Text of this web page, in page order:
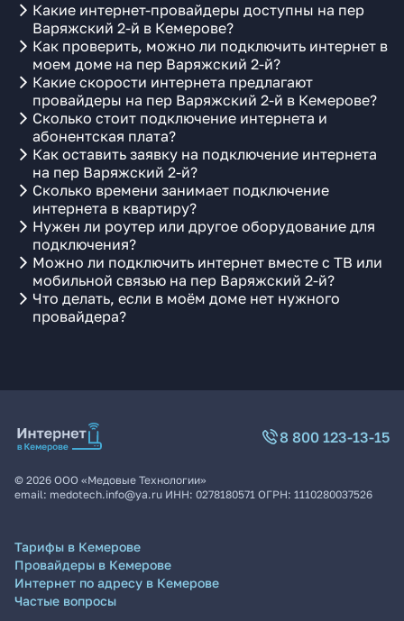
Какие интернет-провайдеры доступны на пер
Варяжский 2-й в Кемерове?
Как проверить, можно ли подключить интернет в
моем доме на пер Варяжский 2-й?
Какие скорости интернета предлагают
провайдеры на пер Варяжский 2-й в Кемерове?
Сколько стоит подключение интернета и
абонентская плата?
Как оставить заявку на подключение интернета
на пер Варяжский 2-й?
Сколько времени занимает подключение
интернета в квартиру?
Нужен ли роутер или другое оборудование для
подключения?
Можно ли подключить интернет вместе с ТВ или
мобильной связью на пер Варяжский 2-й?
Что делать, если в моём доме нет нужного
провайдера?
8 800 123-13-15
© 2026 ООО «Медовые Технологии»
email: medotech.info@ya.ru ИНН: 0278180571 ОГРН: 1110280037526
Тарифы в Кемерове
Провайдеры в Кемерове
Интернет по адресу в Кемерове
Частые вопросы